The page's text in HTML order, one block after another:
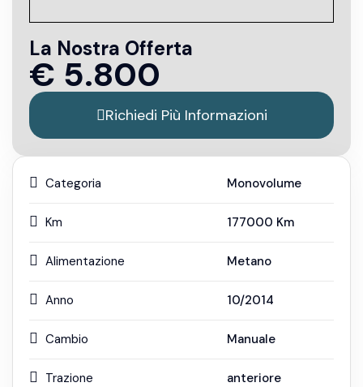
La Nostra Offerta
€ 5.800
Richiedi Più Informazioni
Categoria Monovolume
Km 177000 Km
Alimentazione Metano
Anno 10/2014
Cambio Manuale
Trazione anteriore